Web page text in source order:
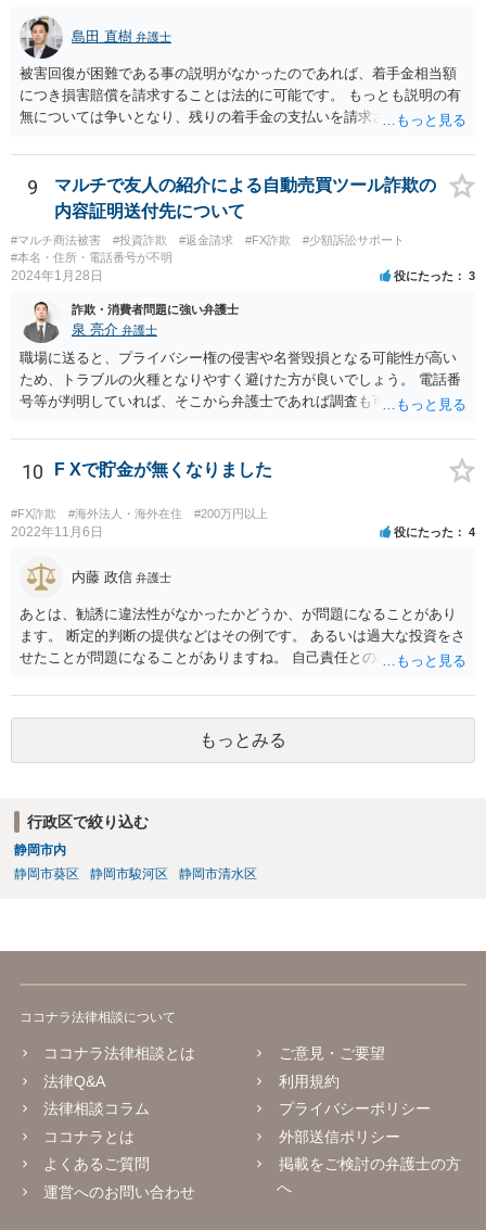
島田 直樹 弁護士
被害回復が困難である事の説明がなかったのであれば、着手金相当額
につき損害賠償を請求することは法的に可能です。 もっとも説明の有
無については争いとなり、残りの着手金の支払いを請求される可能性
紛議調停を申し立てることが考えられます。
9
マルチで友人の紹介による自動売買ツール詐欺の
内容証明送付先について
#マルチ商法被害 #投資詐欺 #返金請求 #FX詐欺
#少額訴訟サポート
#本名・住所・電話番号が不明
2024年1月28日 役にたった 3
詐欺・消費者問題に強い弁護士
泉 亮介 弁護士
職場に送ると、プライバシー権の侵害や名誉毀損となる可能性が高い
ため、トラブルの火種となりやすく避けた方が良いでしょう。 電話番
号等が判明していれば、そこから弁護士であれば調査も可能です。
10 F Xで貯金が無くなりました
#FX詐欺 #海外法人・海外在住 #200万円以上
2022年11月6日 役にたった 4
内藤 政信 弁護士
あとは、勧誘に違法性がなかったかどうか、が問題になることがあり
ます。 断定的判断の提供などはその例です。 あるいは過大な投資をさ
せたことが問題になることがありますね。 自己責任との相関関係です
いでしょう。
もっとみる
行政区で絞り込む
静岡市内
静岡市葵区
静岡市駿河区 静岡市清水区
ココナラ法律相談について
ココナラ法律相談とは
法律Q&A
法律相談コラム
ココナラとは
よくあるご質問
運営へのお問い合わせ
ご意見・ご要望
利用規約
プライバシーポリシー
外部送信ポリシー
掲載をご検討の弁護士の方
へ